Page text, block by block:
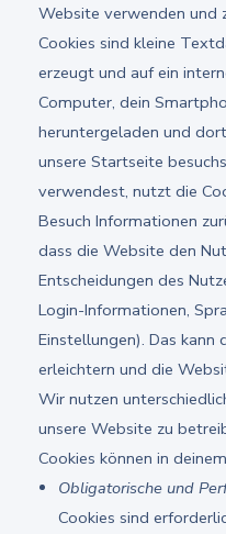
Website verwenden und
Cookies sind kleine
erzeugt und auf ein
Computer, dein
heruntergeladen und
unsere Startseite
verwendest, nutzt die
Besuch Informationen
dass die Website den
Entscheidungen des
Login-Informationen,
Einstellungen). Das kann
erleichtern und die
Wir nutzen
unsere Website zu
Cookies können in
Obligatorische und
Cookies sind